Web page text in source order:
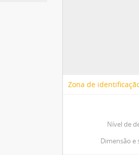
Zona de
Nível de
Dimensão e